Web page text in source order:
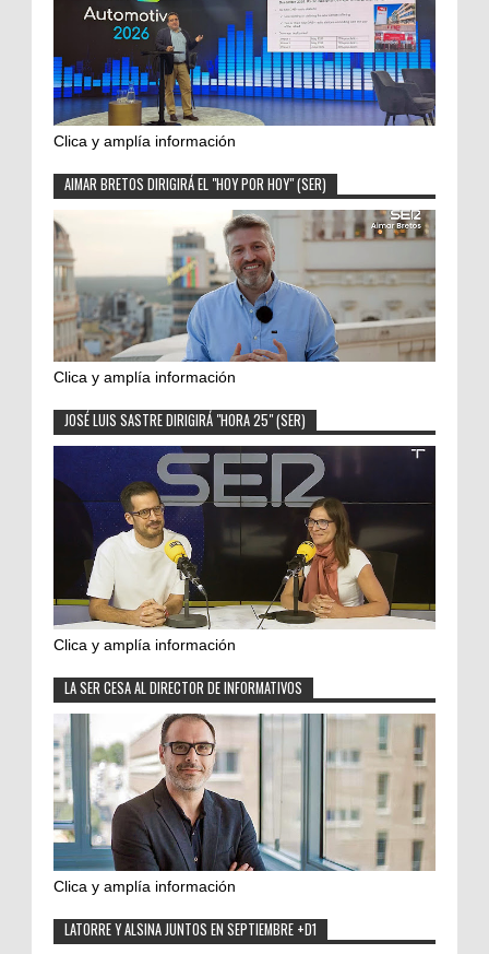
Clica y amplía información
AIMAR BRETOS DIRIGIRÁ EL "HOY POR HOY" (SER)
Clica y amplía información
JOSÉ LUIS SASTRE DIRIGIRÁ "HORA 25" (SER)
Clica y amplía información
LA SER CESA AL DIRECTOR DE INFORMATIVOS
Clica y amplía información
LATORRE Y ALSINA JUNTOS EN SEPTIEMBRE +D1